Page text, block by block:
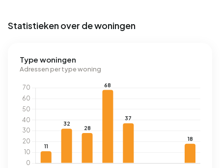
Statistieken over de woningen
Type woningen
Adressen per type woning